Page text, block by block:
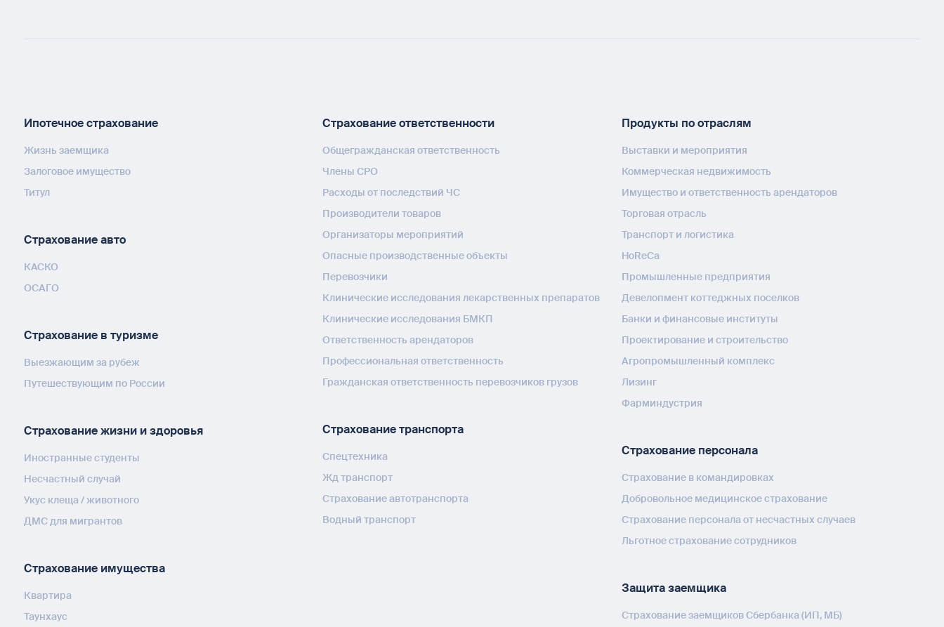
Ипотечное страхование
Жизнь заемщика
Залоговое имущество
Титул
Страхование авто
КАСКО
ОСАГО
Страхование в туризме
Выезжающим за рубеж
Путешествующим по России
Страхование жизни и здоровья
Иностранные студенты
Несчастный случай
Укус клеща / животного
ДМС для мигрантов
Страхование имущества
Квартира
Таунхаус
Страхование ответственности
Общегражданская ответственность
Члены СРО
Расходы от последствий ЧС
Производители товаров
Организаторы мероприятий
Опасные производственные объекты
Перевозчики
Клинические исследования лекарственных препаратов
Клинические исследования БМКП
Ответственность арендаторов
Профессиональная ответственность
Гражданская ответственность перевозчиков грузов
Страхование транспорта
Спецтехника
Жд транспорт
Страхование автотранспорта
Водный транспорт
Продукты по отраслям
Выставки и мероприятия
Коммерческая недвижимость
Имущество и ответственность арендаторов
Торговая отрасль
Транспорт и логистика
HoReCa
Промышленные предприятия
Девелопмент коттеджных поселков
Банки и финансовые институты
Проектирование и строительство
Агропромышленный комплекс
Лизинг
Фарминдустрия
Страхование персонала
Страхование в командировках
Добровольное медицинское страхование
Страхование персонала от несчастных случаев
Льготное страхование сотрудников
Защита заемщика
Страхование заемщиков Сбербанка (ИП, МБ)